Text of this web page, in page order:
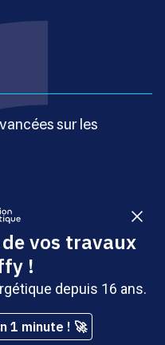
sur les
- Tous droits réservés
société du groupe